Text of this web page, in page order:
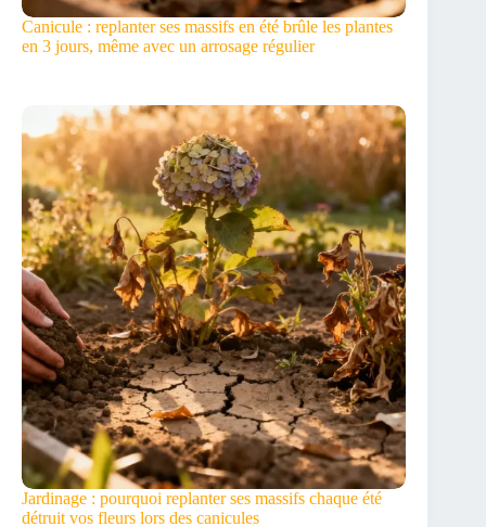
Canicule : replanter ses massifs en été brûle les plantes
en 3 jours, même avec un arrosage régulier
Jardinage : pourquoi replanter ses massifs chaque été
détruit vos fleurs lors des canicules